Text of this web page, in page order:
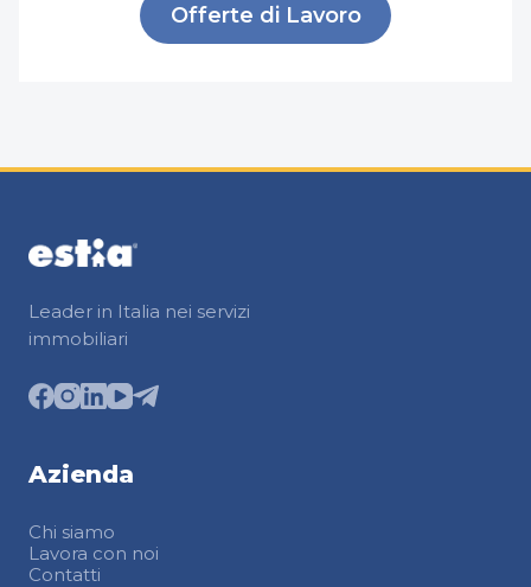
Offerte di Lavoro
Leader in Italia nei servizi
immobiliari
Azienda
Chi siamo
Lavora con noi
Contatti